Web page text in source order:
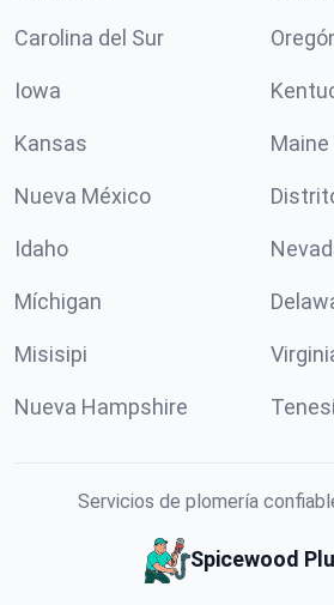
Carolina del Sur
Iowa
Kansas Maine
Nueva México
Idaho
Míchigan
Misisipi
Nueva Hampshire
Servicios de plomería
Spicewood